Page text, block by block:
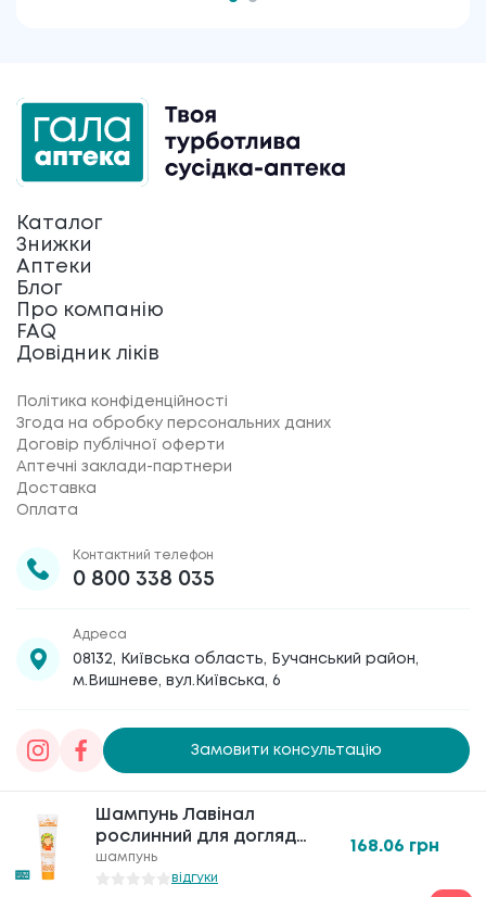
Шампунь Лавінал
рослинний для догляду
за волоссям після
застосування засобу
шампунь
відгуки
168.06 грн
Каталог
Знижки
Аптеки
Блог
Про компанію
FAQ
Довідник ліків
Політика конфіденційності
Згода на обробку персональних даних
Договір публічної оферти
Аптечні заклади-партнери
Доставка
Оплата
Контактний телефон
0 800 338 035
Адреса
08132, Київська область, Бучанський район,
м.Вишневе, вул.Київська, 6
Замовити консультацію
Товариство з обмеженою відповідальністю
«Галафарм», код ЄДРПОУ 30886474 © 2020-2026